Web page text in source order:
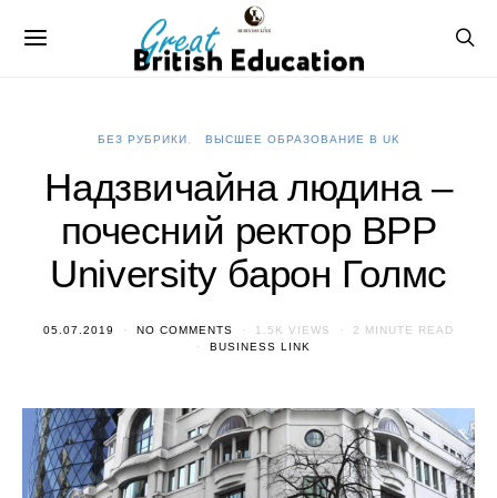
БЕЗ РУБРИКИ ВЫСШЕЕ ОБРАЗОВАНИЕ В UK
Надзвичайна людина –
почесний ректор BPP
University барон Голмс
05.07.2019 NO COMMENTS 1.5K VIEWS
2 MINUTE READ
BUSINESS LINK